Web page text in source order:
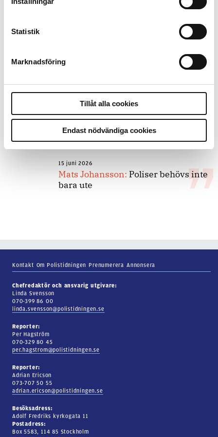
Statistik
Marknadsföring
Tillåt alla cookies
Endast nödvändiga cookies
Replik:
Det är inte evidenskrav som
bakbinder polisen
7 juli 2026
Debatt:Med för höga krav på evidens
kan polisen inte göra något alls
15 juni 2026
Mats Johansson: Poliser behövs inte
bara ute
Kontakt Om Polistidningen Prenumerera Annonsera
Chefredaktör och ansvarig utgivare:
Linda Svensson
070-399 86 00
linda.svensson@polistidningen.se
Reporter:
Per Hagström
070-329 80 45
per.hagstrom@polistidningen.se
Reporter:
Adrian Ericson
073-707 50 55
adrian.ericson@polistidningen.se
Besöksadress:
Adolf Fredriks kyrkogata 11
Postadress:
Box 5583, 114 85 Stockholm